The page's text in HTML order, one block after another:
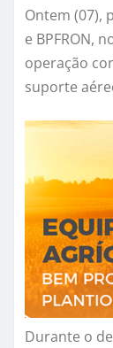
Ontem (07),
e BPFRON,
operação
suporte
Durante o